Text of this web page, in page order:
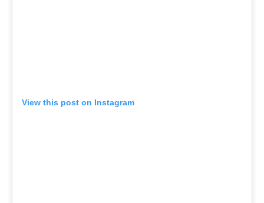
View this post on Instagram